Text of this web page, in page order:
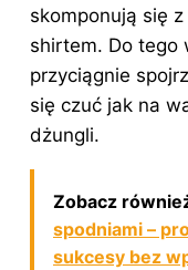
skomponują się
shirtem. Do tego
przyciągnie
się czuć jak na
dżungli.
Zobacz
spodniami –
sukcesy bez